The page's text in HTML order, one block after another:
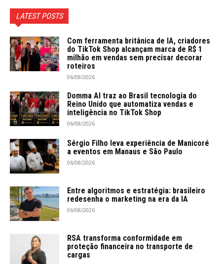
LATEST POSTS
Com ferramenta britânica de IA, criadores
do TikTok Shop alcançam marca de R$ 1
milhão em vendas sem precisar decorar
roteiros
06/08/2026
Domma AI traz ao Brasil tecnologia do
Reino Unido que automatiza vendas e
inteligência no TikTok Shop
06/08/2026
Sérgio Filho leva experiência de Manicoré
a eventos em Manaus e São Paulo
06/08/2026
Entre algoritmos e estratégia: brasileiro
redesenha o marketing na era da IA
06/08/2026
RSA transforma conformidade em
proteção financeira no transporte de
cargas